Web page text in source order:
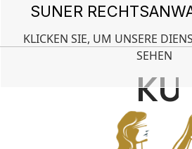
SUNER
KLICKEN SIE, UM UNSERE
SEHEN